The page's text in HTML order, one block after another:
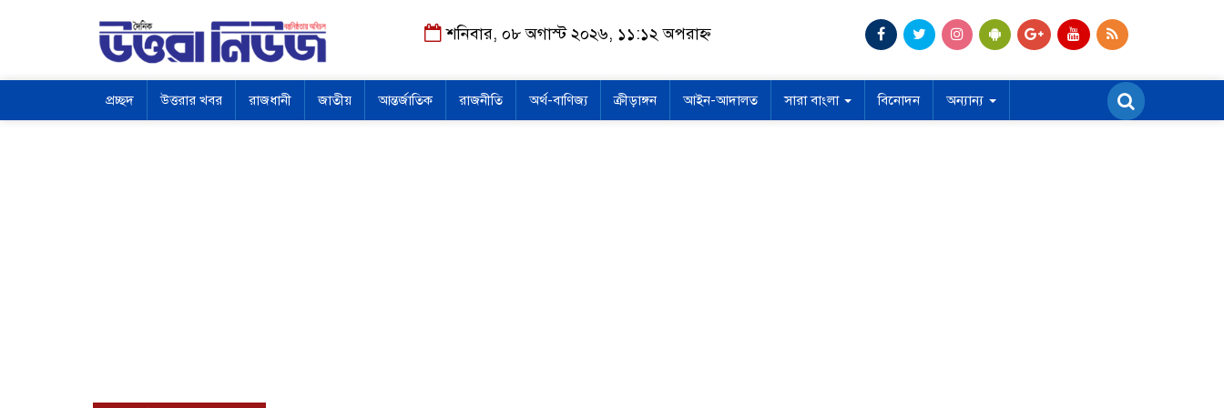
শনিবার, ০৮ অগাস্ট ২০২৬, ১১:১২ অপরাহ্ন
প্রচ্ছদ উত্তরার খবর রাজধানী জাতীয় আন্তর্জাতিক রাজনীতি অর্থ-বাণিজ্য ক্রীড়াঙ্গন আইন-আদালত সারা বাংলা বিনোদন অন্যান্য